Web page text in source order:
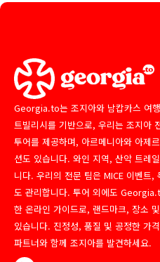
Georgia.to는 조지아와 남캅카스 여
트빌리시를 기반으로, 우리는 조지아
투어를 제공하며, 아르메니아와 아제
션도 있습니다. 와인 지역, 산악 트레
니다. 우리의 전문 팀은 MICE 이벤트,
도 관리합니다. 투어 외에도
한 온라인 가이드로, 랜드마크, 장소
있습니다. 진정성, 품질 및 공정한 가
파트너와 함께 조지아를 발견하세요.